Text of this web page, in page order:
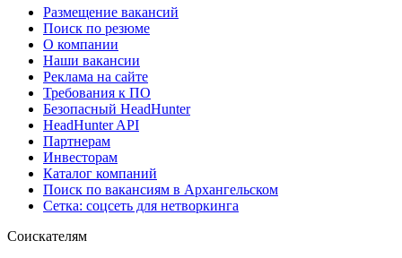
Размещение вакансий
Поиск по резюме
О компании
Наши вакансии
Реклама на сайте
Требования к ПО
Безопасный HeadHunter
HeadHunter API
Партнерам
Инвесторам
Каталог компаний
Поиск по вакансиям в Архангельском
Сетка: соцсеть для нетворкинга
Соискателям